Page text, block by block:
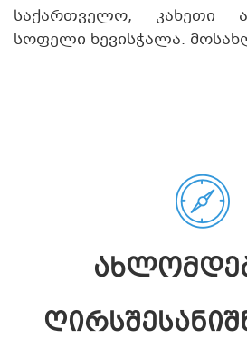
საქართველო, კახეთი
სოფელი ხევისჭალა.